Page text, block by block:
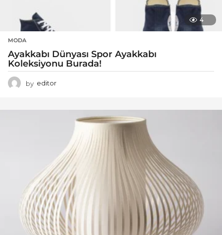
4
MODA
Ayakkabı Dünyası Spor Ayakkabı
Koleksiyonu Burada!
by editor